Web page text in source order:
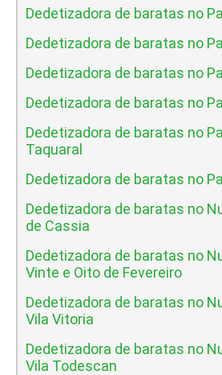
Dedetizadora de baratas no
Dedetizadora de baratas no
Dedetizadora de baratas no
Dedetizadora de baratas no
Dedetizadora de baratas no
Taquaral
Dedetizadora de baratas no
Dedetizadora de baratas no
de Cassia
Dedetizadora de baratas no
Vinte e Oito de Fevereiro
Dedetizadora de baratas no
Vila Vitoria
Dedetizadora de baratas no
Vila Todescan